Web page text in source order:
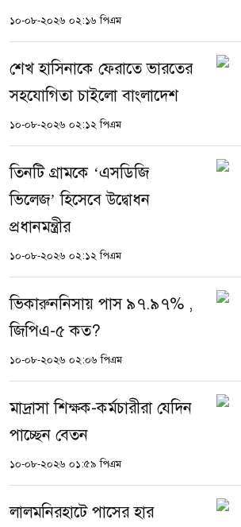
১০-০৮-২০২৬ ০২:১৬ পিএম
শেখ হাসিনাকে ফেরাতে ভারতের
সহযোগিতা চাইলো বাংলাদেশ
১০-০৮-২০২৬ ০২:১২ পিএম
তিনটি গ্রামকে ‘এসডিজি
ভিলেজ’ হিসেবে উদ্বোধন
প্রধানমন্ত্রীর
১০-০৮-২০২৬ ০২:১২ পিএম
ভিকারুননিসায় পাস ৯৭.৯৭% ,
জিপিএ-৫ কত?
১০-০৮-২০২৬ ০২:০৬ পিএম
মাদ্রাসা শিক্ষক-কর্মচারীরা যেদিন
পাচ্ছেন বেতন
১০-০৮-২০২৬ ০১:৫৯ পিএম
লালমনিরহাটে পাসের হার